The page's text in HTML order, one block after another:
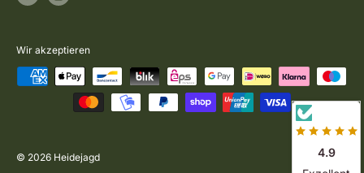
Wir akzeptieren
© 2026 Heidejagd
4.9